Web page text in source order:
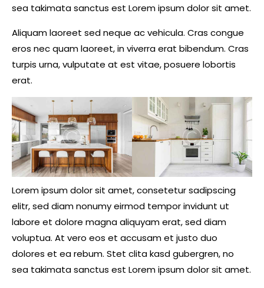
sea takimata sanctus est Lorem ipsum dolor sit amet.
Aliquam laoreet sed neque ac vehicula. Cras congue
eros nec quam laoreet, in viverra erat bibendum. Cras
turpis urna, vulputate at est vitae, posuere lobortis
erat.
Lorem ipsum dolor sit amet, consetetur sadipscing
elitr, sed diam nonumy eirmod tempor invidunt ut
labore et dolore magna aliquyam erat, sed diam
voluptua. At vero eos et accusam et justo duo
dolores et ea rebum. Stet clita kasd gubergren, no
sea takimata sanctus est Lorem ipsum dolor sit amet.